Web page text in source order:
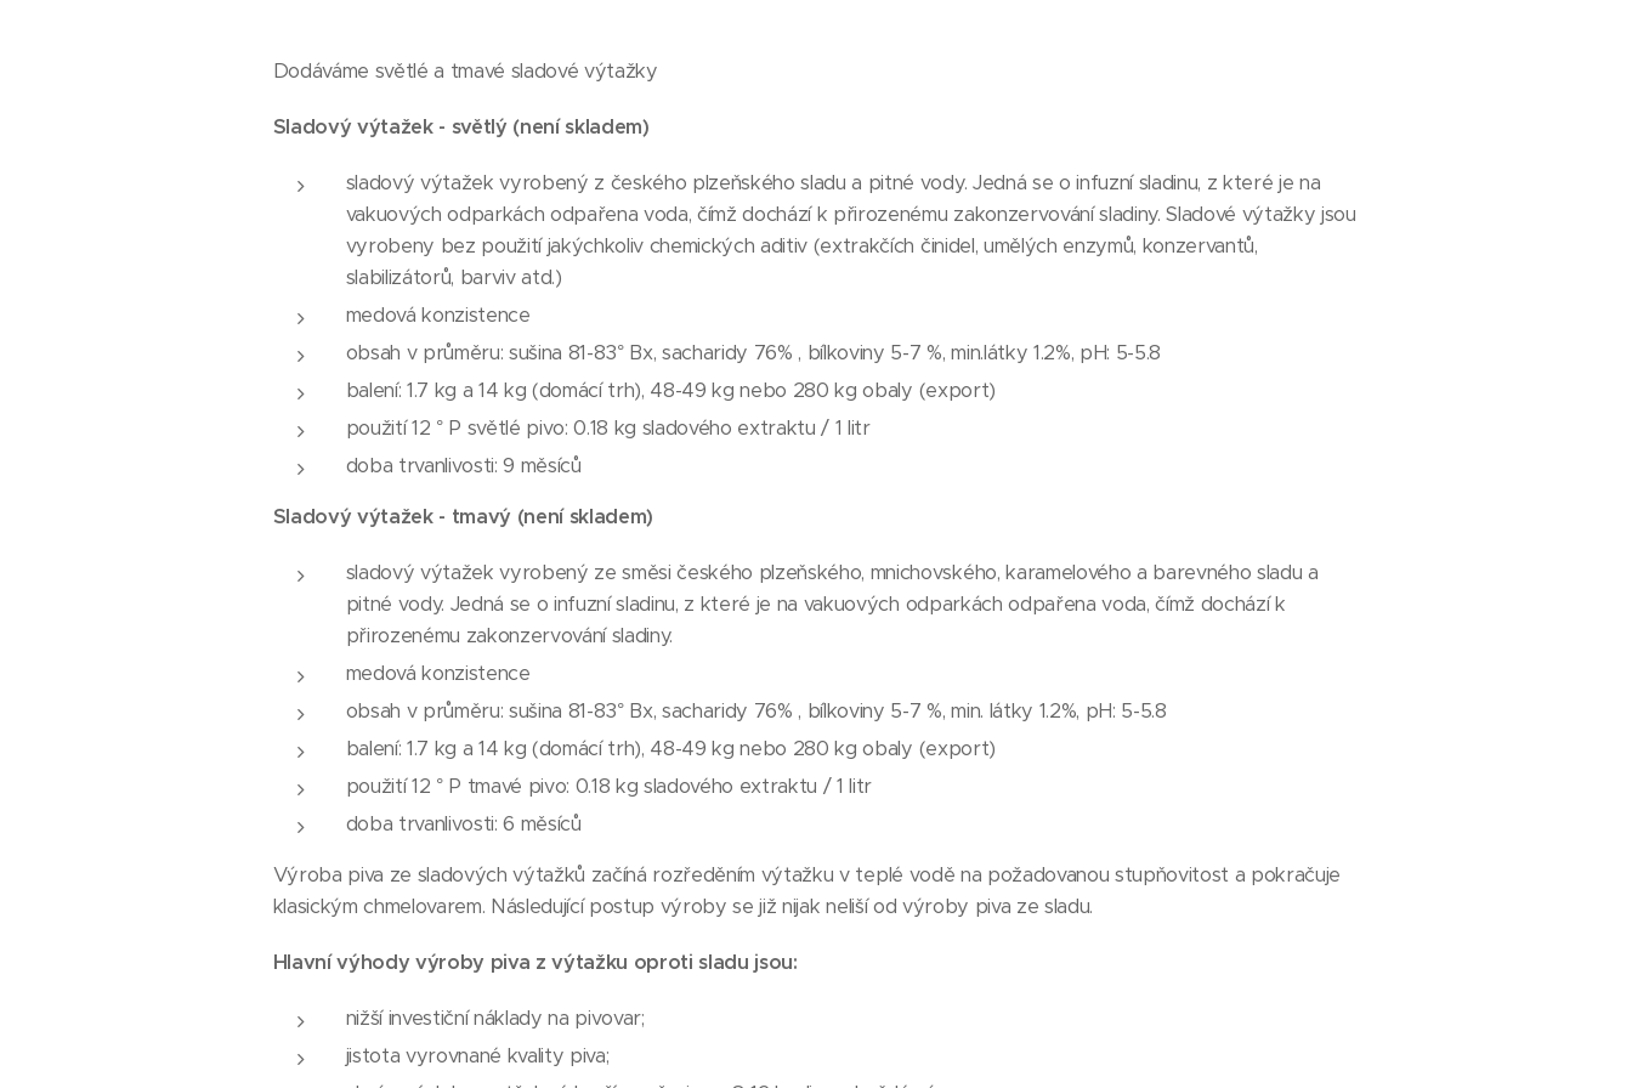
Dodáváme světlé a tmavé sladové výtažky
Sladový výtažek - světlý (není skladem)
sladový výtažek vyrobený z českého plzeňského sladu a pitné vody. Jedná se o infuzní sladinu, z které je na
vakuových odparkách odpařena voda, čímž dochází k přirozenému zakonzervování sladiny. Sladové výtažky jsou
vyrobeny bez použití jakýchkoliv chemických aditiv (extrakčích činidel, umělých enzymů, konzervantů,
slabilizátorů, barviv atd.)
medová konzistence
obsah v průměru: sušina 81-83° Bx, sacharidy 76% , bílkoviny 5-7 %, min.látky 1.2%, pH: 5-5.8
balení: 1.7 kg a 14 kg (domácí trh), 48-49 kg nebo 280 kg obaly (export)
použití 12 ° P světlé pivo: 0.18 kg sladového extraktu / 1 litr
doba trvanlivosti: 9 měsíců
Sladový výtažek - tmavý (není skladem)
sladový výtažek vyrobený ze směsi českého plzeňského, mnichovského, karamelového a barevného sladu a
pitné vody. Jedná se o infuzní sladinu, z které je na vakuových odparkách odpařena voda, čímž dochází k
přirozenému zakonzervování sladiny.
medová konzistence
obsah v průměru: sušina 81-83° Bx, sacharidy 76% , bílkoviny 5-7 %, min. látky 1.2%, pH: 5-5.8
balení: 1.7 kg a 14 kg (domácí trh), 48-49 kg nebo 280 kg obaly (export)
použití 12 ° P tmavé pivo: 0.18 kg sladového extraktu / 1 litr
doba trvanlivosti: 6 měsíců
Výroba piva ze sladových výtažků začíná rozředěním výtažku v teplé vodě na požadovanou stupňovitost a pokračuje
klasickým chmelovarem. Následující postup výroby se již nijak neliší od výroby piva ze sladu.
Hlavní výhody výroby piva z výtažku oproti sladu jsou:
nižší investiční náklady na pivovar;
jistota vyrovnané kvality piva;